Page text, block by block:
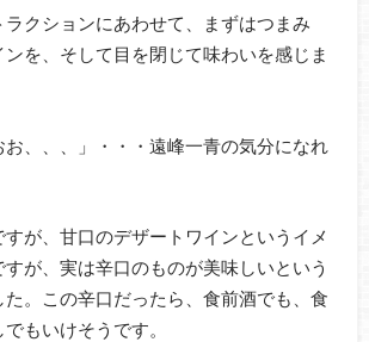
ラクションにあわせて、まずはつまみ
を、そして目を閉じて味わいを感じま
お、、、」・・・遠峰一青の気分になれ
が、甘口のデザートワインというイメ
が、実は辛口のものが美味しいという
た。この辛口だったら、食前酒でも、食
もいけそうです。